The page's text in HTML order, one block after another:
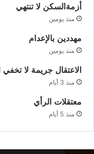
أزمةالسكن لا تنتهي
منذ يومين
مهددين بالإعدام
منذ يومين
الاعتقال جريمة لا تخفي
منذ 3 أيام
معتقلات الرأي
منذ 5 أيام